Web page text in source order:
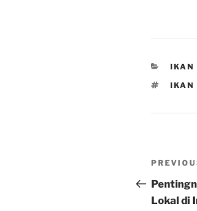
IKAN
TAGS
IKAN
Post
Post
Lokal di